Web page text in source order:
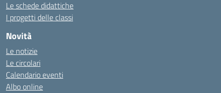
Le schede didattiche
I progetti delle classi
Novità
Le notizie
Le circolari
Calendario eventi
Albo online